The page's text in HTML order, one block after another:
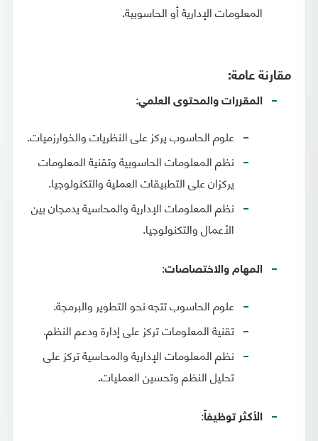
المعلومات الإدارية أو الحاسوبية.
مقارنة عامة:
المقررات والمحتوى العلمي:
علوم الحاسوب يركز على النظريات والخوارزميات.
نظم المعلومات الحاسوبية وتقنية المعلومات
يركزان على التطبيقات العملية والتكنولوجيا.
نظم المعلومات الإدارية والمحاسية يدمجان بين
الأعمال والتكنولوجيا.
المهام والاختصاصات:
علوم الحاسوب تتجه نحو التطوير والبرمجة.
تقنية المعلومات تركز على إدارة ودعم النظم.
نظم المعلومات الإدارية والمحاسية تركز على
تحليل النظم وتحسين العمليات.
الأكثر توظيفاً: